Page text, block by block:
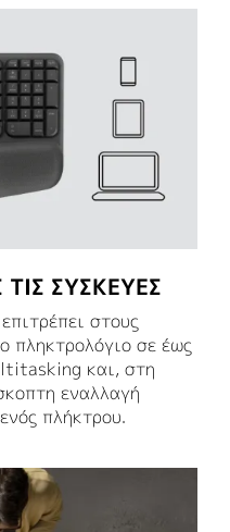
ΣΥΣΚΕΥΈΣ
στους
πληκτρολόγιο σε έως
και, στη
εναλλαγή
πλήκτρου.